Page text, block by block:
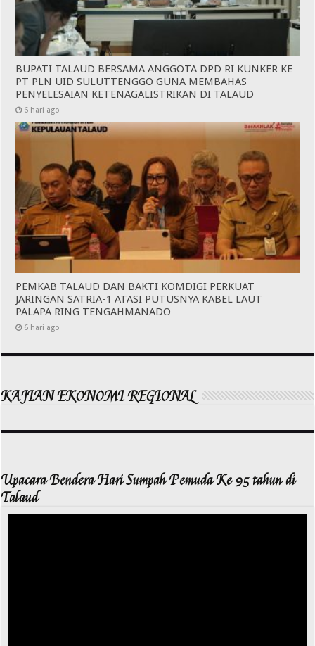
BUPATI TALAUD BERSAMA ANGGOTA DPD RI KUNKER KE
PT PLN UID SULUTTENGGO GUNA MEMBAHAS
PENYELESAIAN KETENAGALISTRIKAN DI TALAUD
6 hari ago
PEMKAB TALAUD DAN BAKTI KOMDIGI PERKUAT
JARINGAN SATRIA-1 ATASI PUTUSNYA KABEL LAUT
PALAPA RING TENGAHMANADO
6 hari ago
KAJIAN EKONOMI REGIONAL
Upacara Bendera Hari Sumpah Pemuda Ke 95 tahun di
Talaud